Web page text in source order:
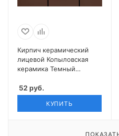
Кирпич керамический
лицевой Копыловская
керамика Темный
52 руб.
КУПИТЬ